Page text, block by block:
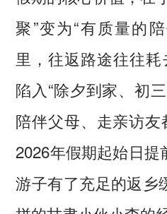
聚”变为“有质量的
里，往返路途往往
陷入“除夕到家、初
陪伴父母、走亲访友
2026年假期起始日
游子有了充足的返乡